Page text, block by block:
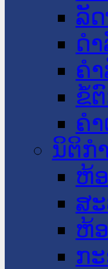
ລັ
ດໍ
ຄໍ
ຂໍ້
ຄໍ
ນິຕິກໍ
ຫ້
ສ
ຫ້
ກ